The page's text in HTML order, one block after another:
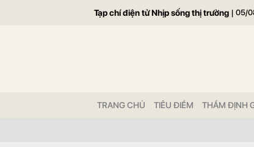
Tạp chí điện tử Nhịp sống thị trường | 05/
TRANG CHỦ TIÊU ĐIỂM THẨM ĐỊNH